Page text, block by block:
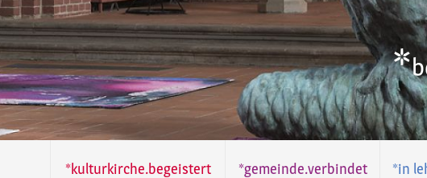
*
*kulturkirche.begeistert *gemeinde.verbindet *in